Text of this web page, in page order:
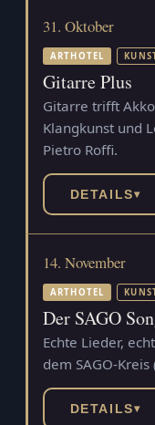
31. Oktober
ARTHOTEL
Gitarre Plus
Gitarre trifft
Klangkunst und
Pietro Roffi.
DETAILS▾
14. November
ARTHOTEL
Der SAGO
Echte Lieder,
dem SAGO-
DETAILS▾